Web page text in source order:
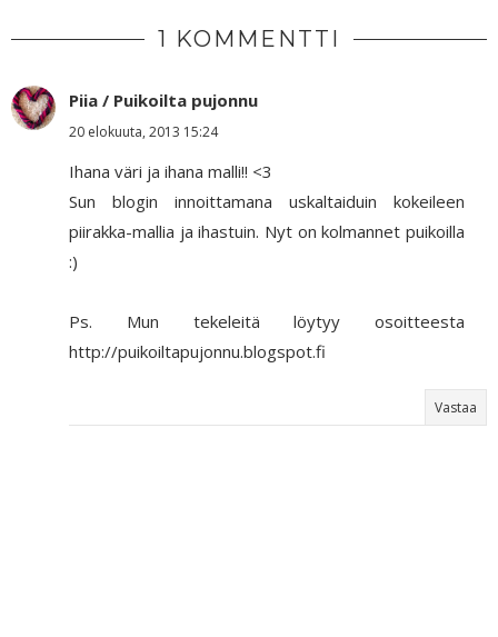
1 KOMMENTTI
Piia / Puikoilta pujonnu
20 elokuuta, 2013 15:24
Ihana väri ja ihana malli!! <3
Sun blogin innoittamana uskaltaiduin kokeileen
piirakka-mallia ja ihastuin. Nyt on kolmannet puikoilla
:)
Ps. Mun tekeleitä löytyy osoitteesta
http://puikoiltapujonnu.blogspot.fi
Vastaa